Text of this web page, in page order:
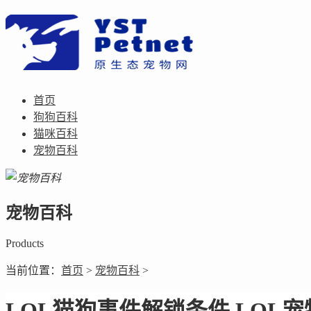
首页
狗狗百科
猫咪百科
宠物百科
宠物百科
Products
当前位置： 首页 > 宠物百科 >